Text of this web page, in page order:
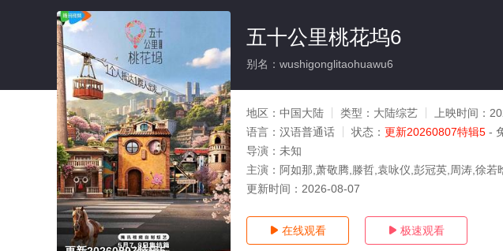
五十公里桃花坞6
别名：wushigonglitaohuawu6
地区： 中国大陆 类型： 大陆综艺 上映时间：
语言： 汉语普通话 状态： 更新20260807特辑5 -
导演： 未知
主演： 阿如那,萧敬腾,滕哲,袁咏仪,彭冠英,周涛,徐
更新时间： 2026-08-07
 在线观看  极速观看